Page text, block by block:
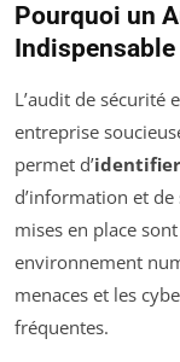
Pourquoi un
Indispensable
L’audit de sécurité
entreprise
permet d’
d’information et de
mises en place
environnement
menaces et les
fréquentes.